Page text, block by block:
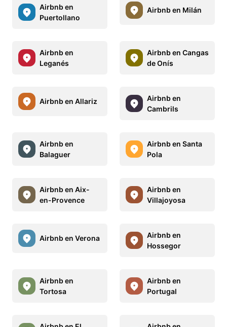
Airbnb en
Puertollano
Airbnb en Milán
Airbnb en
Leganés
Airbnb en Cangas
de Onís
Airbnb en Allariz
Airbnb en
Cambrils
Airbnb en
Balaguer
Airbnb en Santa
Pola
Airbnb en Aix-
en-Provence
Airbnb en
Villajoyosa
Airbnb en Verona
Airbnb en
Hossegor
Airbnb en
Tortosa
Airbnb en
Portugal